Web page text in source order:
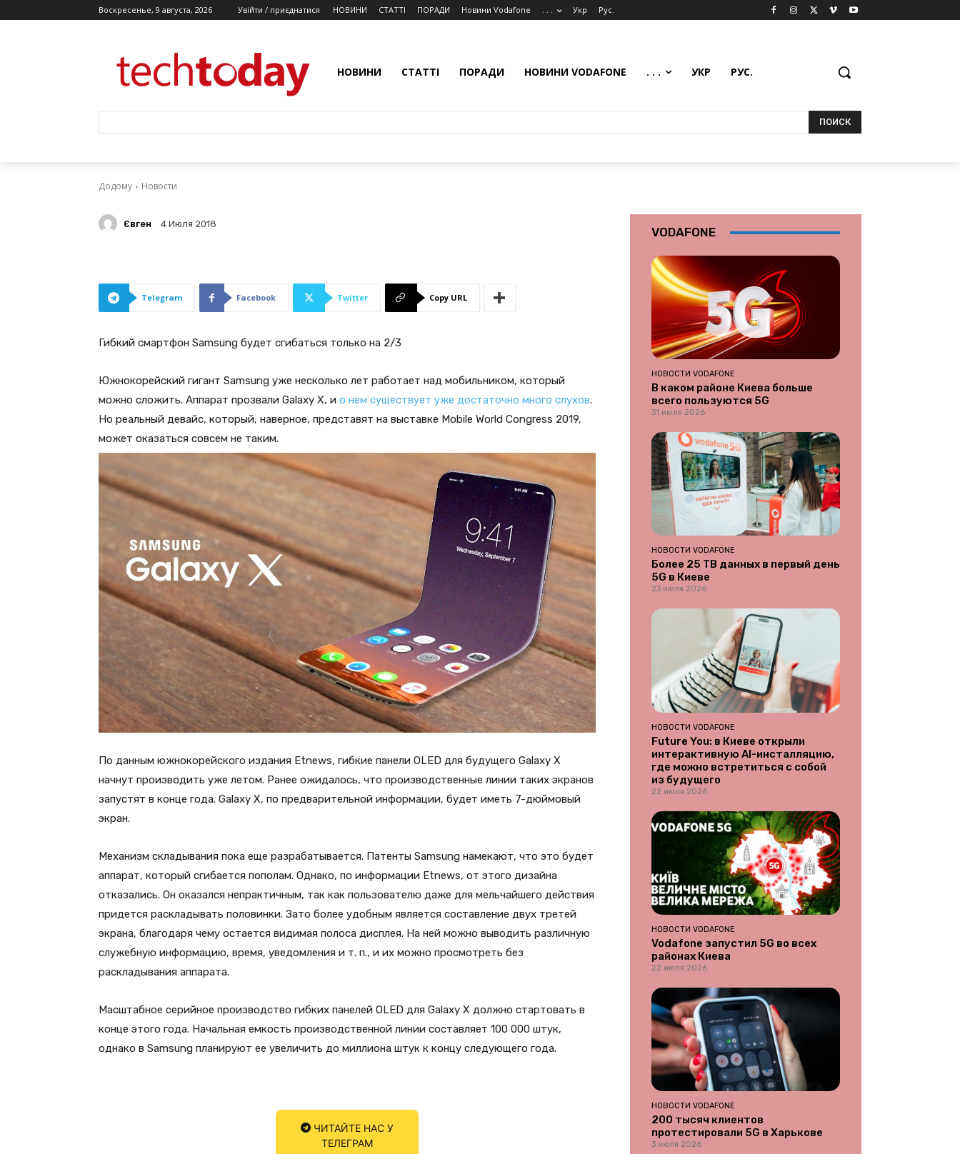
Воскресенье, 9 августа, 2026 Увійти / приєднатися НОВИНИ СТАТТІ ПОРАДИ Новини Vodafone . . . Укр Рус.
НОВИНИ СТАТТІ ПОРАДИ НОВИНИ VODAFONE . . . УКР РУС.
ПОИСК
Додому Новости
Євген 4 Июля 2018
Telegram Facebook Twitter Copy URL
Гибкий смартфон Samsung будет сгибаться только на 2/3
Южнокорейский гигант Samsung уже несколько лет работает над мобильником, который
можно сложить. Аппарат прозвали Galaxy X, и о нем существует уже достаточно много слухов.
Но реальный девайс, который, наверное, представят на выставке Mobile World Congress 2019,
может оказаться совсем не таким.
По данным южнокорейского издания Etnews, гибкие панели OLED для будущего Galaxy X
начнут производить уже летом. Ранее ожидалось, что производственные линии таких экранов
запустят в конце года. Galaxy X, по предварительной информации, будет иметь 7-дюймовый
экран.
Механизм складывания пока еще разрабатывается. Патенты Samsung намекают, что это будет
аппарат, который сгибается пополам. Однако, по информации Etnews, от этого дизайна
отказались. Он оказался непрактичным, так как пользователю даже для мельчайшего действия
придется раскладывать половинки. Зато более удобным является составление двух третей
экрана, благодаря чему остается видимая полоса дисплея. На ней можно выводить различную
служебную информацию, время, уведомления и т. п., и их можно просмотреть без
раскладывания аппарата.
Масштабное серийное производство гибких панелей OLED для Galaxy X должно стартовать в
конце этого года. Начальная емкость производственной линии составляет 100 000 штук,
однако в Samsung планируют ее увеличить до миллиона штук к концу следующего года.
ЧИТАЙТЕ НАС У
ТЕЛЕГРАМ
VODAFONE
НОВОСТИ VODAFONE
В каком районе Киева больше
всего пользуются 5G
31 июля 2026
НОВОСТИ VODAFONE
Более 25 ТВ данных в первый день
5G в Киеве
23 июля 2026
НОВОСТИ VODAFONE
Future You: в Киеве открыли
интерактивную AI-инсталляцию,
где можно встретиться с собой
из будущего
22 июля 2026
НОВОСТИ VODAFONE
Vodafone запустил 5G во всех
районах Киева
22 июля 2026
НОВОСТИ VODAFONE
200 тысяч клиентов
протестировали 5G в Харькове
3 июля 2026